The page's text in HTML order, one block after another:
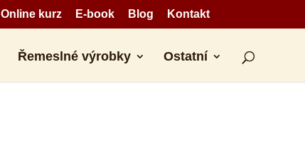
Online kurz E-book Blog Kontakt
Řemeslné výrobky Ostatní